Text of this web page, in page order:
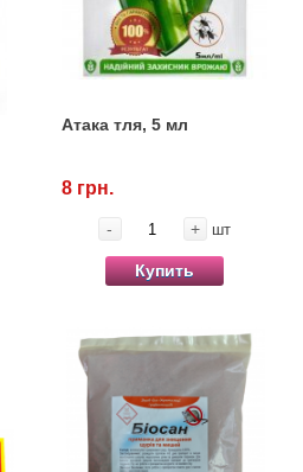
Атака тля, 5 мл
8 грн.
- + шт
Купить